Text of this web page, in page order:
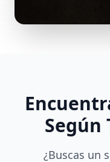
Según
¿Buscas un